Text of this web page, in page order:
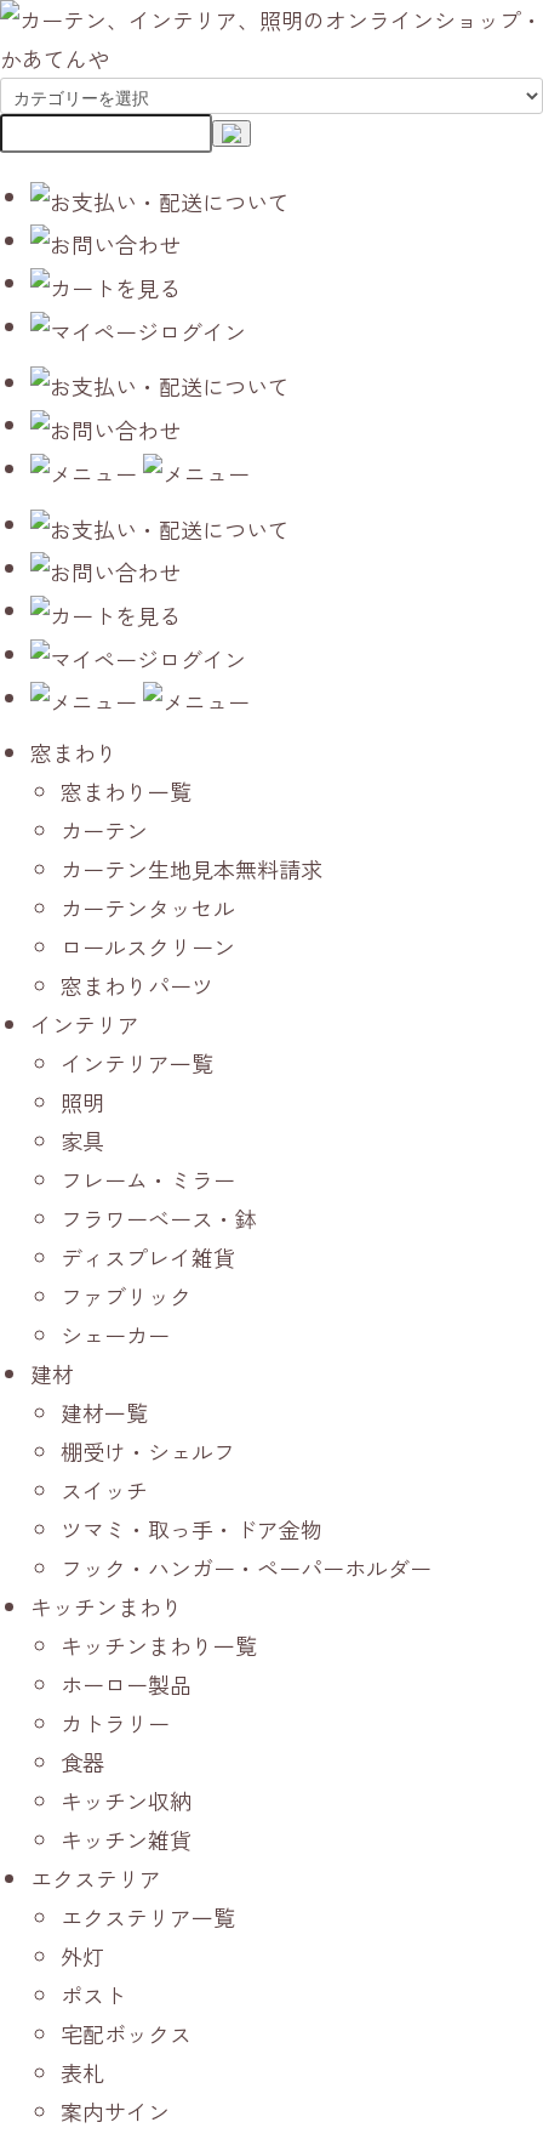
窓まわり
窓まわり一覧
カーテン
カーテン生地見本無料請求
カーテンタッセル
ロールスクリーン
窓まわりパーツ
インテリア
インテリア一覧
照明
家具
フレーム・ミラー
フラワーベース・鉢
ディスプレイ雑貨
ファブリック
シェーカー
建材
建材一覧
棚受け・シェルフ
スイッチ
ツマミ・取っ手・ドア金物
フック・ハンガー・ペーパーホルダー
キッチンまわり
キッチンまわり一覧
ホーロー製品
カトラリー
食器
キッチン収納
キッチン雑貨
エクステリア
エクステリア一覧
外灯
ポスト
宅配ボックス
表札
案内サイン